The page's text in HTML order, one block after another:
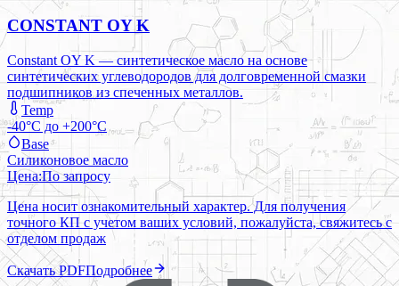
CONSTANT OY K
Constant OY K — синтетическое масло на основе
синтетических углеводородов для долговременной смазки
подшипников из спеченных металлов.
Temp
-40°C до +200°C
Base
Силиконовое масло
Цена:По запросу
Цена носит ознакомительный характер. Для получения
точного КП с учетом ваших условий, пожалуйста, свяжитесь с
отделом продаж
Скачать PDFПодробнее